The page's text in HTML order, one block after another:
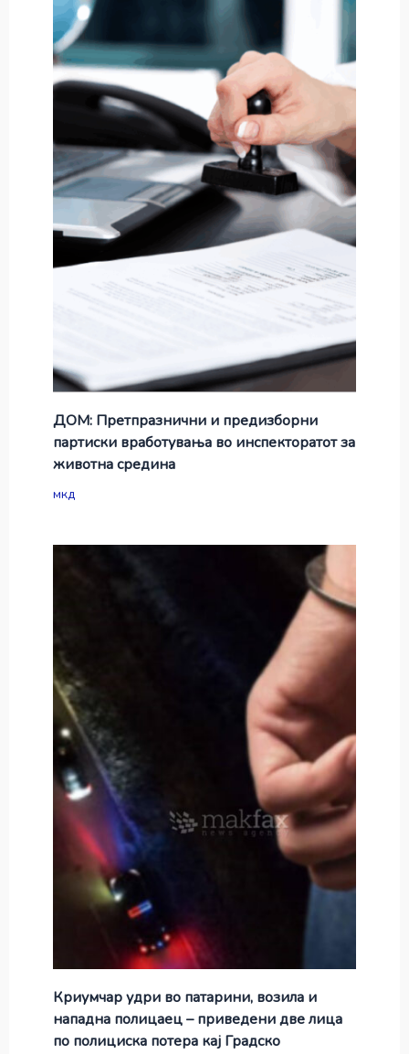
ДОМ: Претпразнични и предизборни
партиски вработувања во инспекторатот за
животна средина
мкд
Криумчар удри во патарини, возила и
нападна полицаец – приведени две лица
по полициска потера кај Градско